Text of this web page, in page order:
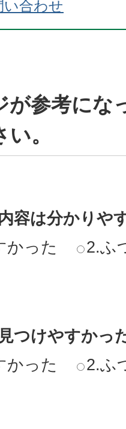
い合わせ
が参考にな
。
容は分かりや
かった
2.ふ
つけやすかっ
かった
2.ふ